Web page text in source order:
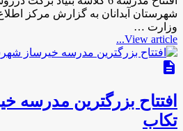
شهرستان آبدانان به گزارش مركز
وزارت …
View article...
description
افتتاح بزرگترین مدرسه
تکاب